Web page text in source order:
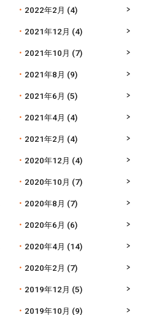
2022年2月 (4)
2021年12月 (4)
2021年10月 (7)
2021年8月 (9)
2021年6月 (5)
2021年4月 (4)
2021年2月 (4)
2020年12月 (4)
2020年10月 (7)
2020年8月 (7)
2020年6月 (6)
2020年4月 (14)
2020年2月 (7)
2019年12月 (5)
2019年10月 (9)